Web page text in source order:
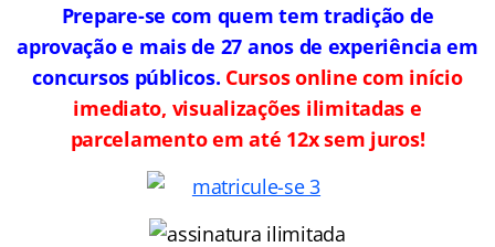
Prepare-se com quem tem tradição de
aprovação e mais de 27 anos de experiência em
concursos públicos. Cursos online com início
imediato, visualizações ilimitadas e
parcelamento em até 12x sem juros!